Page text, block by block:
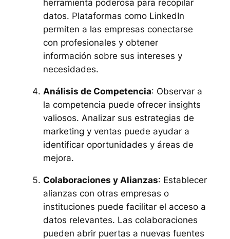
herramienta poderosa para recopilar
datos. Plataformas como LinkedIn
permiten a las empresas conectarse
con profesionales y obtener
información sobre sus intereses y
necesidades.
Análisis de Competencia: Observar a
la competencia puede ofrecer insights
valiosos. Analizar sus estrategias de
marketing y ventas puede ayudar a
identificar oportunidades y áreas de
mejora.
Colaboraciones y Alianzas: Establecer
alianzas con otras empresas o
instituciones puede facilitar el acceso a
datos relevantes. Las colaboraciones
pueden abrir puertas a nuevas fuentes